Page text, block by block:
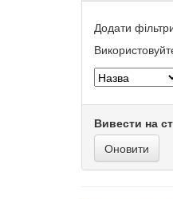
Додати
Вивести на